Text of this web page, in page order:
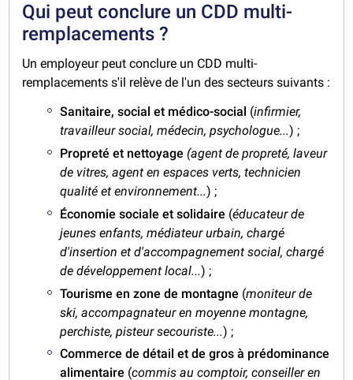
Qui peut conclure un CDD multi-
remplacements ?
Un employeur peut conclure un CDD multi-
remplacements s'il relève de l'un des secteurs suivants :
Sanitaire, social et médico-social (infirmier,
travailleur social, médecin, psychologue...) ;
Propreté et nettoyage (agent de propreté, laveur
de vitres, agent en espaces verts, technicien
qualité et environnement...) ;
Économie sociale et solidaire (éducateur de
jeunes enfants, médiateur urbain, chargé
d'insertion et d'accompagnement social, chargé
de développement local...) ;
Tourisme en zone de montagne (moniteur de
ski, accompagnateur en moyenne montagne,
perchiste, pisteur secouriste...) ;
Commerce de détail et de gros à prédominance
alimentaire (commis au comptoir, conseiller en